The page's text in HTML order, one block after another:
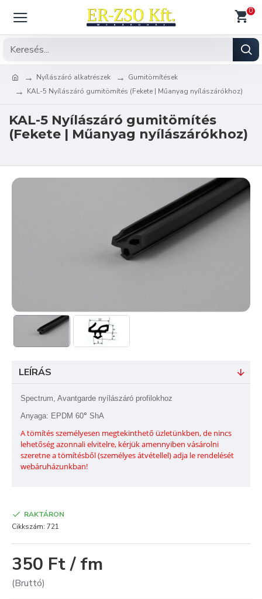
0
Nyílászáró alkatrészek
Gumitömítések
KAL-5 Nyílászáró gumitömítés (Fekete | Műanyag nyílászárókhoz)
KAL-5 Nyílászáró gumitömítés
(Fekete | Műanyag nyílászárókhoz)
LEÍRÁS
Spectrum, Avantgarde nyílászáró profilokhoz
Anyaga: EPDM 60° ShA
A tömítés személyesen megtekinthető üzletünkben, de nincs
lehetőség azonnali elvitelre, kérjük amennyiben vásárolni
szeretne a tömítésből (személyes átvétellel) adja le rendelését
webáruházunkban!
350 Ft / fm
(Bruttó)
RAKTÁRON
Cikkszám: 721